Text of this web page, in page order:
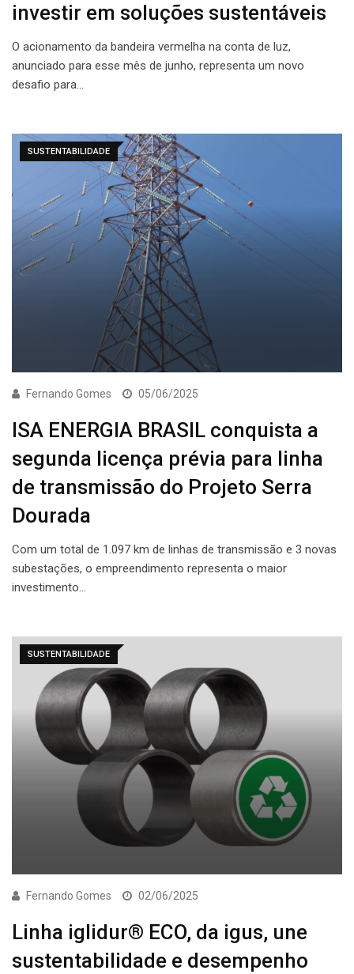
investir em soluções sustentáveis
O acionamento da bandeira vermelha na conta de luz,
anunciado para esse mês de junho, representa um novo
desafio para…
SUSTENTABILIDADE
Fernando Gomes 05/06/2025
ISA ENERGIA BRASIL conquista a
segunda licença prévia para linha
de transmissão do Projeto Serra
Dourada
Com um total de 1.097 km de linhas de transmissão e 3 novas
subestações, o empreendimento representa o maior
investimento…
SUSTENTABILIDADE
Fernando Gomes 02/06/2025
Linha iglidur® ECO, da igus, une
sustentabilidade e desempenho